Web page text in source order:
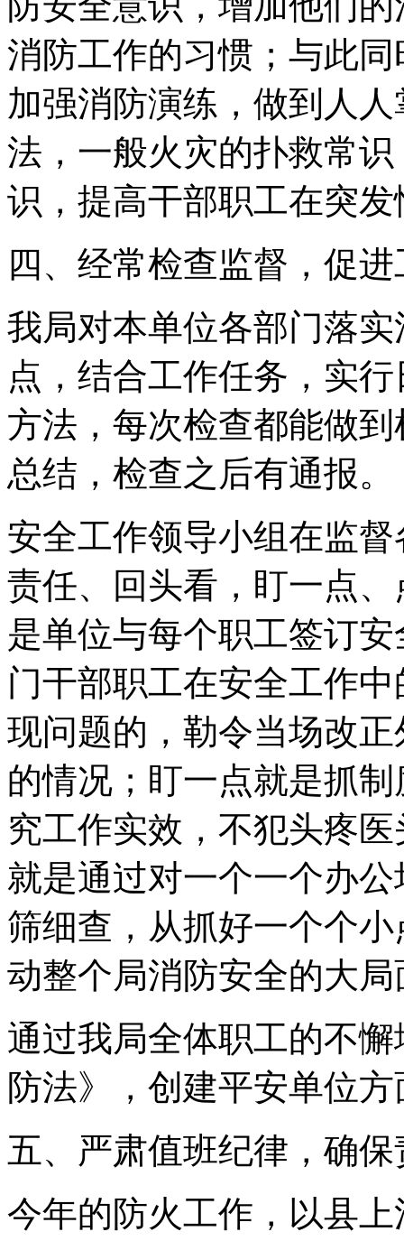
消防工作的习惯；与此
加强消防演练，做到人
法，一般火灾的扑救常
识，提高干部职工在突
四、经常检查监督，促
我局对本单位各部门落
点，结合工作任务，实
方法，每次检查都能做
总结，检查之后有通报。
安全工作领导小组在监
责任、回头看，盯一点
是单位与每个职工签订
门干部职工在安全工作
现问题的，勒令当场改
的情况；盯一点就是抓
究工作实效，不犯头疼
就是通过对一个一个办
筛细查，从抓好一个个
动整个局消防安全的大局
通过我局全体职工的不
防法》，创建平安单位
五、严肃值班纪律，确
今年的防火工作，以县